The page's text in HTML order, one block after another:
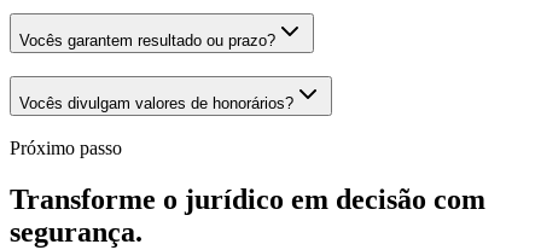
Vocês garantem resultado ou prazo?
Vocês divulgam valores de honorários?
Próximo passo
Transforme o jurídico em decisão com
segurança.